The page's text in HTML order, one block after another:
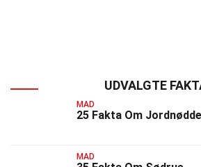
UDVALGTE
MAD
25 Fakta Om
MAD